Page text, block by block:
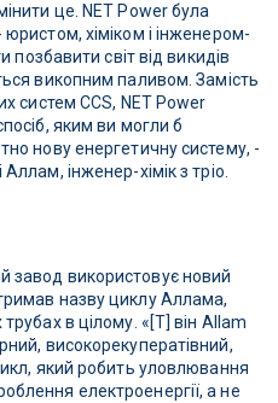
це. NET Power була
хіміком і інженером-
позбавити світ від викидів
викопним паливом. Замість
систем CCS, NET Power
яким ви могли б
нову енергетичну систему, -
інженер-хімік з тріо.
завод використовує новий
назву циклу Аллама,
в цілому. «[T] він Allam
високорекуператівний,
який робить уловлювання
електроенергії, а не